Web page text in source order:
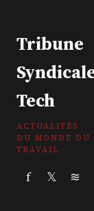
Tribune
Tech
ACTUALITÉS
DU MONDE DU
TRAVAIL
f 𝕏 ≋